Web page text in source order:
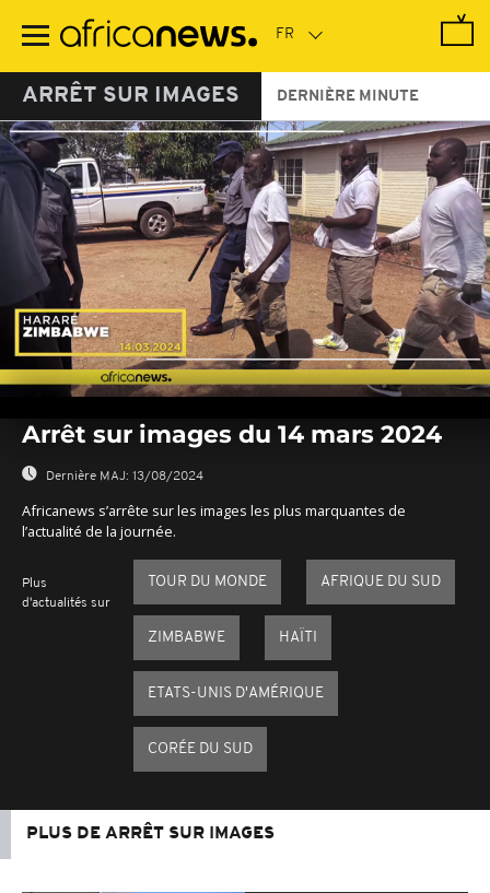
contenu
ARRÊT SUR IMAGES DERNIÈRE MINUTE
seconds
seconds
Arrêt sur images du 14 mars 2024
Dernière MAJ: 13/08/2024
Africanews s’arrête sur les images les plus marquantes de
l’actualité de la journée.
Plus
d'actualités sur
TOUR DU MONDE AFRIQUE DU SUD
ZIMBABWE HAÏTI
ETATS-UNIS D'AMÉRIQUE
CORÉE DU SUD
PLUS DE ARRÊT SUR IMAGES